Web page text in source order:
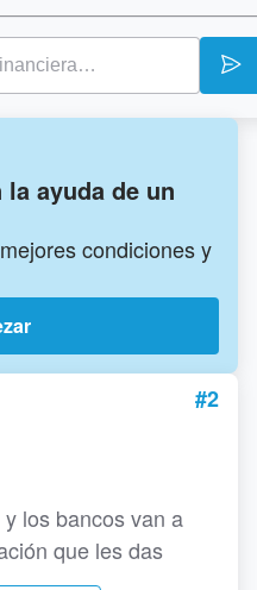
ayuda de un
condiciones y
#2
los bancos van a
que les das